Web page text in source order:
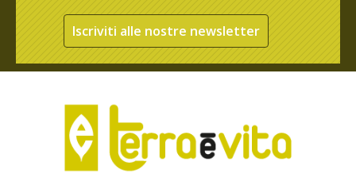
Iscriviti alle nostre newsletter